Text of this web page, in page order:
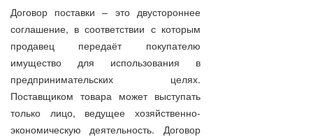
Договор поставки – это двустороннее
соглашение, в соответствии с которым
продавец передаёт покупателю
имущество для использования в
предпринимательских целях.
Поставщиком товара может выступать
только лицо, ведущее хозяйственно-
экономическую деятельность. Договор